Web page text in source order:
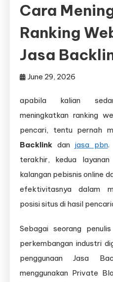
Cara
Ranking
Jasa
June 29, 2026
apabila kalian
meningkatkan ranking
pencari, tentu pernah
Backlink dan jasa pbn.
terakhir, kedua
kalangan pebisnis online
efektivitasnya dalam
posisi situs di hasil
Sebagai seorang
perkembangan industri
penggunaan Jasa
menggunakan Private